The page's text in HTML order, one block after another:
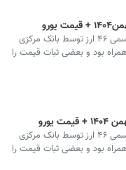
نرخ ارز در صرافی ملی و نرخ رسمی ۴۶ ارز توسط بانک مرکزی
بود و بعضی ثبات قیمت را
نرخ ارز در صرافی ملی و نرخ رسمی ۴۶ ارز توسط بانک مرکزی
بود و بعضی ثبات قیمت را